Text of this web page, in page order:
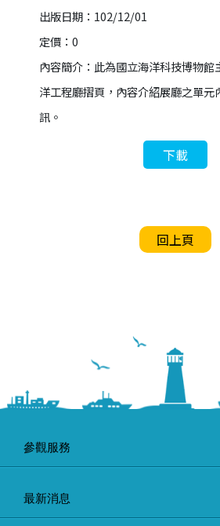
出版日期：102/12/01
定價：0
內容簡介：此為國立海洋科技博物館
洋工程廳摺頁，內容介紹展廳之單元
訊。
下載
回上頁
參觀服務
最新消息